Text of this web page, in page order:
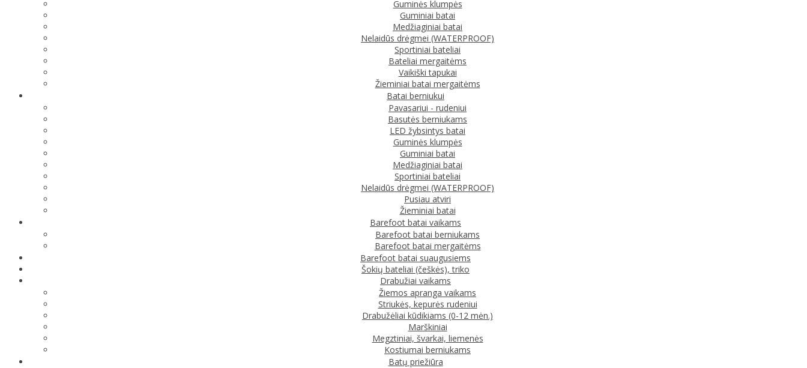
Guminės klumpės
Guminiai batai
Medžiaginiai batai
Nelaidūs drėgmei (WATERPROOF)
Sportiniai bateliai
Bateliai mergaitėms
Vaikiški tapukai
Žieminiai batai mergaitėms
Batai berniukui
Pavasariui - rudeniui
Basutės berniukams
LED žybsintys batai
Guminės klumpės
Guminiai batai
Medžiaginiai batai
Sportiniai bateliai
Nelaidūs drėgmei (WATERPROOF)
Pusiau atviri
Žieminiai batai
Barefoot batai vaikams
Barefoot batai berniukams
Barefoot batai mergaitėms
Barefoot batai suaugusiems
Šokių bateliai (češkės), triko
Drabužiai vaikams
Žiemos apranga vaikams
Striukės, kepurės rudeniui
Drabužėliai kūdikiams (0-12 mėn.)
Marškiniai
Megztiniai, švarkai, liemenės
Kostiumai berniukams
Batų priežiūra